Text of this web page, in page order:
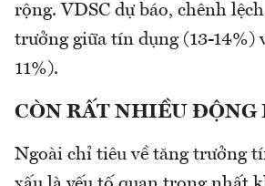
rộng. VDSC dự báo, chênh
trưởng giữa tín dụng (13-14%)
11%).
CÒN RẤT NHIỀU ĐỘNG
Ngoài chỉ tiêu về tăng trưởng